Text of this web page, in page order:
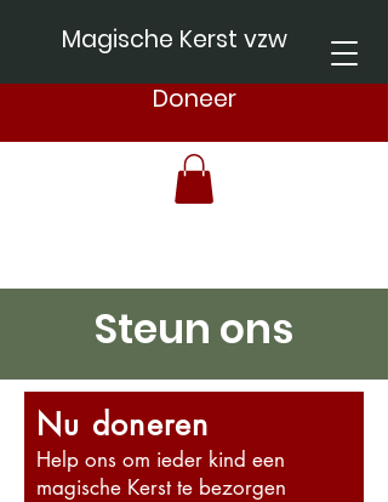
Magische Kerst vzw
Doneer
Steun ons
Nu doneren
Help ons om ieder kind een
magische Kerst te bezorgen